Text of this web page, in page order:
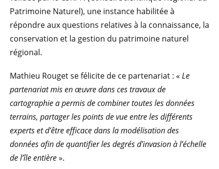
Patrimoine Naturel), une instance habilitée à
répondre aux questions relatives à la connaissance, la
conservation et la gestion du patrimoine naturel
régional.
Mathieu Rouget se félicite de ce partenariat : « Le
partenariat mis en œuvre dans ces travaux de
cartographie a permis de combiner toutes les données
terrains, partager les points de vue entre les différents
experts et d’être efficace dans la modélisation des
données afin de quantifier les degrés d’invasion à l’échelle
de l’île entière».